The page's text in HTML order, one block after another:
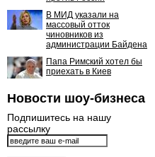
В МИД указали на
массовый отток
чиновников из
администрации Байдена
Папа Римский хотел бы
приехать в Киев
Новости шоу-бизнеса
Подпишитесь на нашу
рассылку